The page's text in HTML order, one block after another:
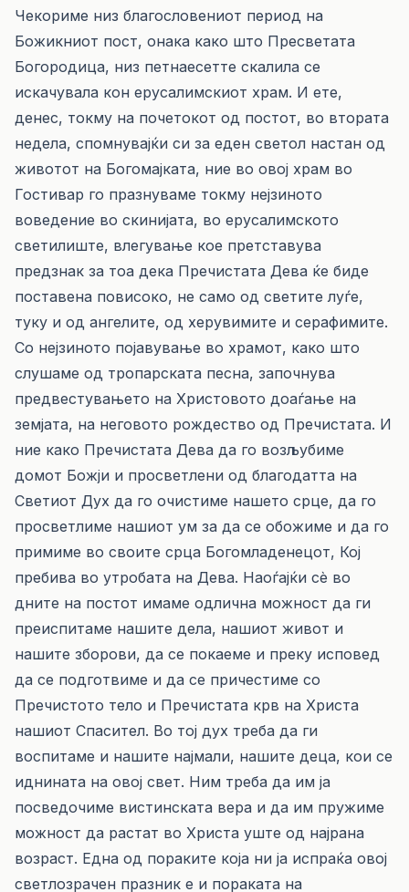
Чекориме низ благословениот период на
Божикниот пост, онака како што Пресветата
Богородица, низ петнаесетте скалила се
искачувала кон ерусалимскиот храм. И ете,
денес, токму на почетокот од постот, во втората
недела, спомнувајќи си за еден светол настан од
животот на Богомајката, ние во овој храм во
Гостивар го празнуваме токму нејзиното
воведение во скинијата, во ерусалимското
светилиште, влегување кое претставува
предзнак за тоа дека Пречистата Дева ќе биде
поставена повисоко, не само од светите луѓе,
туку и од ангелите, од херувимите и серафимите.
Со нејзиното појавување во храмот, како што
слушаме од тропарската песна, започнува
предвестувањето на Христовото доаѓање на
земјата, на неговото рождество од Пречистата. И
ние како Пречистата Дева да го возљубиме
домот Божји и просветлени од благодатта на
Светиот Дух да го очистиме нашето срце, да го
просветлиме нашиот ум за да се обожиме и да го
примиме во своите срца Богомладенецот, Кој
пребива во утробата на Дева. Наоѓајќи сè во
дните на постот имаме одлична можност да ги
преиспитаме нашите дела, нашиот живот и
нашите зборови, да се покаеме и преку исповед
да се подготвиме и да се причестиме со
Пречистото тело и Пречистата крв на Христа
нашиот Спасител. Во тој дух треба да ги
воспитаме и нашите најмали, нашите деца, кои се
иднината на овој свет. Ним треба да им ја
посведочиме вистинската вера и да им пружиме
можност да растат во Христа уште од најрана
возраст. Една од пораките која ни ја испраќа овој
светлозрачен празник е и пораката на